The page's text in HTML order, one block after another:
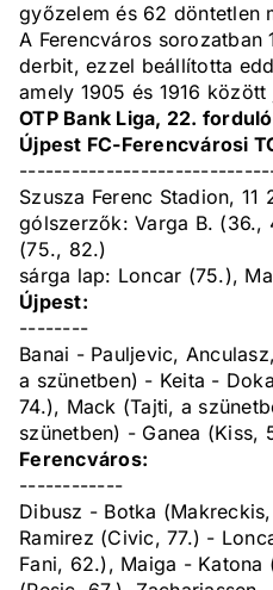
győzelem és 62 döntetlen
A Ferencváros
derbit, ezzel beállította
amely 1905 és 1916
OTP Bank Liga, 22.
Újpest FC-Ferencvárosi
Szusza Ferenc Stadion,
gólszerzők: Varga B.
(75., 82.)
sárga lap: Loncar (75.),
Újpest:
--------
Banai - Pauljevic,
a szünetben) - Keita -
74.), Mack (Tajti, a
szünetben) - Ganea (Kiss,
Ferencváros:
------------
Dibusz - Botka
Ramirez (Civic, 77.) -
Fani, 62.), Maiga - Katona